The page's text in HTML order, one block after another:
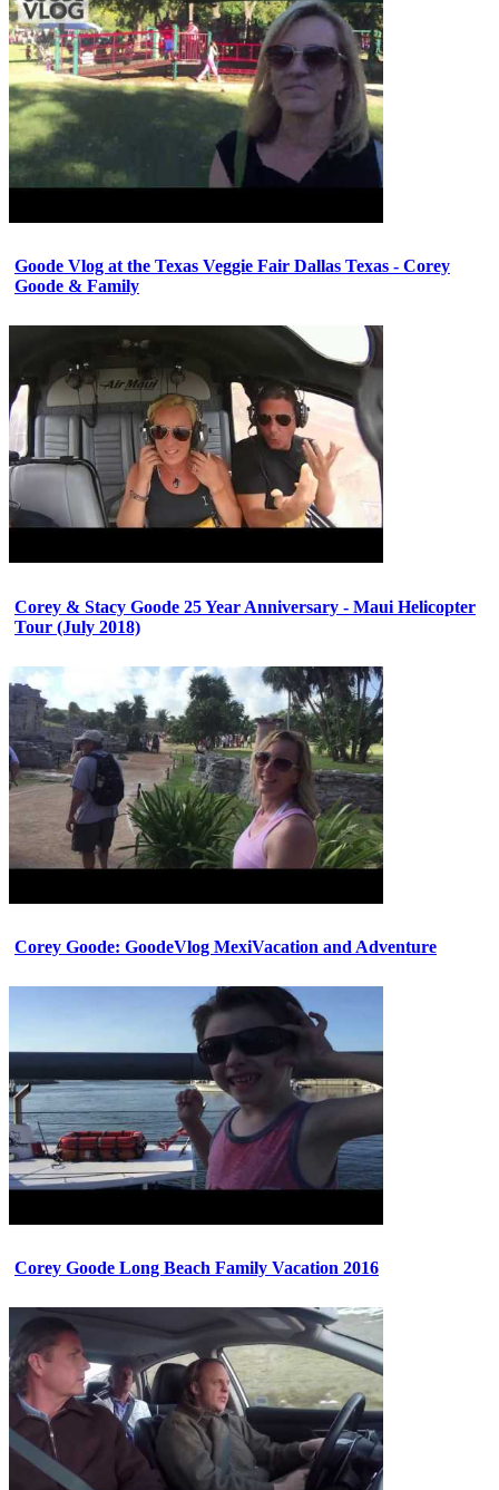
Goode Vlog at the Texas Veggie Fair Dallas Texas - Corey
Goode & Family
Corey & Stacy Goode 25 Year Anniversary - Maui Helicopter
Tour (July 2018)
Corey Goode: GoodeVlog MexiVacation and Adventure
Corey Goode Long Beach Family Vacation 2016